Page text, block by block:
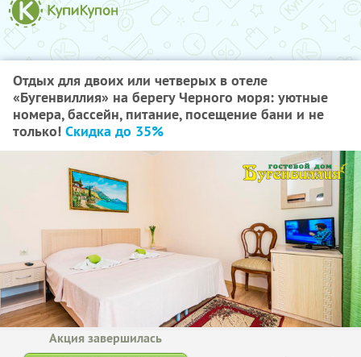
Отдых для двоих или четверых в отеле
«Бугенвиллия» на берегу Черного моря: уютные
номера, бассейн, питание, посещение бани и не
только! Скидка до 35%
Акция завершилась